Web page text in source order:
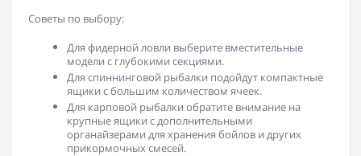
Советы по выбору:
Для фидерной ловли выберите вместительные
модели с глубокими секциями.
Для спиннинговой рыбалки подойдут компактные
ящики с большим количеством ячеек.
Для карповой рыбалки обратите внимание на
крупные ящики с дополнительными
органайзерами для хранения бойлов и других
прикормочных смесей.